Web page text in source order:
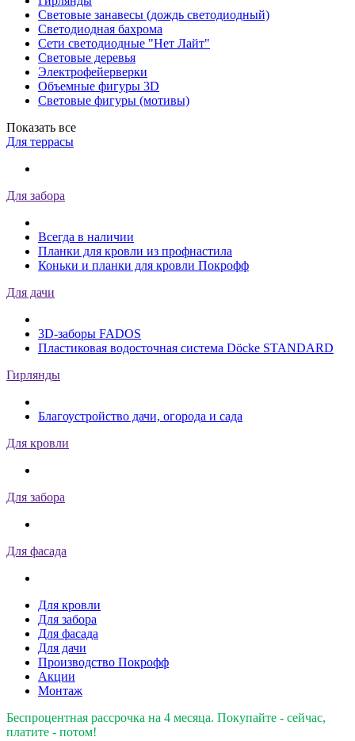
Световые занавесы (дождь светодиодный)
Светодиодная бахрома
Сети светодиодные "Нет Лайт"
Световые деревья
Электрофейерверки
Объемные фигуры 3D
Световые фигуры (мотивы)
Показать все
Для террасы
Для забора
Всегда в наличии
Планки для кровли из профнастила
Коньки и планки для кровли Покрофф
Для дачи
3D-заборы FADOS
Пластиковая водосточная система Döcke STANDARD
Гирлянды
Благоустройство дачи, огорода и сада
Для кровли
Для забора
Для фасада
Для кровли
Для забора
Для фасада
Для дачи
Производство Покрофф
Акции
Монтаж
Беспроцентная рассрочка на 4 месяца. Покупайте - сейчас,
платите - потом!